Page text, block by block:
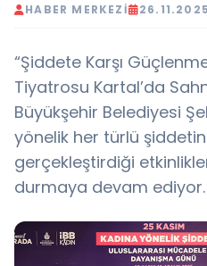
HABER MERKEZI
“Şiddete Karşı
Tiyatrosu Kartal’da
Büyükşehir Belediyesi
yönelik her türlü şiddetin
gerçekleştirdiği
durmaya devam ediyor.